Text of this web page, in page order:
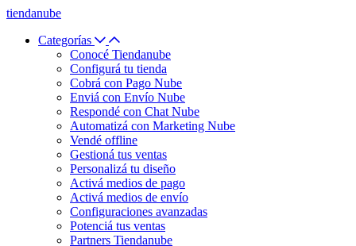
tiendanube
Categorías
Conocé Tiendanube
Configurá tu tienda
Cobrá con Pago Nube
Enviá con Envío Nube
Respondé con Chat Nube
Automatizá con Marketing Nube
Vendé offline
Gestioná tus ventas
Personalizá tu diseño
Activá medios de pago
Activá medios de envío
Configuraciones avanzadas
Potenciá tus ventas
Partners Tiendanube